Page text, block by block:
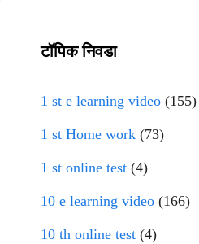
टॉपिक निवडा
1 st e learning video (155)
1 st Home work (73)
1 st online test (4)
10 e learning video (166)
10 th online test (4)